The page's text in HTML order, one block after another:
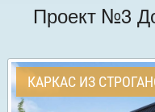
Проект №3
КАРКАС ИЗ